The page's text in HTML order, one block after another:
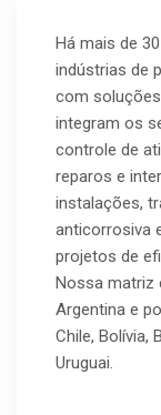
Há mais de
indústrias de
com
integram os
controle de
reparos e
instalações,
anticorrosiva
projetos de
Nossa matriz
Argentina e
Chile, Bolívia,
Uruguai.